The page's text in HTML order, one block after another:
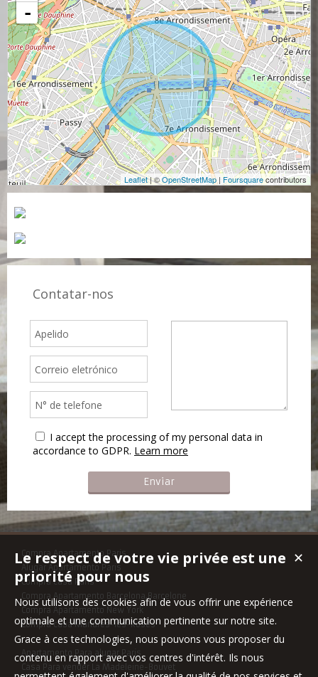
-
Leaflet| ©OpenStreetMap|Foursquarecontributors
Contatar-nos
I accept the processing of my personal data in
accordance to GDPR. Learn more
Compra Apartamento Paris
Alugar Apartamento Paris
Compra casa Paris
Compra Apartamento Barcelona,Barcelone
Compra Apartamento New York
Compra casa Mandres-les-Roses
Apartamento Para alugar Paris
Casa Para vender La Madeleine-Bouvet
✕
Le respect de votre vie privée est une
priorité pour nous
Nous utilisons des cookies afin de vous offrir une expérience
optimale et une communication pertinente sur notre site.
Grace à ces technologies, nous pouvons vous proposer du
contenu en rapport avec vos centres d'intérêt. Ils nous